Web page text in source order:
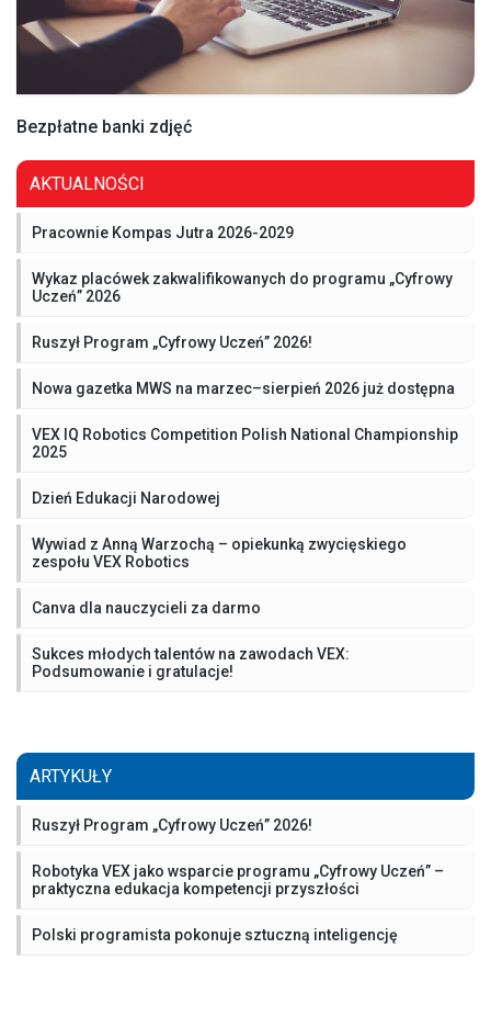
Bezpłatne banki zdjęć
AKTUALNOŚCI
Pracownie Kompas Jutra 2026-2029
Wykaz placówek zakwalifikowanych do programu „Cyfrowy
Uczeń” 2026
Ruszył Program „Cyfrowy Uczeń” 2026!
Nowa gazetka MWS na marzec–sierpień 2026 już dostępna
VEX IQ Robotics Competition Polish National Championship
2025
Dzień Edukacji Narodowej
Wywiad z Anną Warzochą – opiekunką zwycięskiego
zespołu VEX Robotics
Canva dla nauczycieli za darmo
Sukces młodych talentów na zawodach VEX:
Podsumowanie i gratulacje!
ARTYKUŁY
Ruszył Program „Cyfrowy Uczeń” 2026!
Robotyka VEX jako wsparcie programu „Cyfrowy Uczeń” –
praktyczna edukacja kompetencji przyszłości
Polski programista pokonuje sztuczną inteligencję